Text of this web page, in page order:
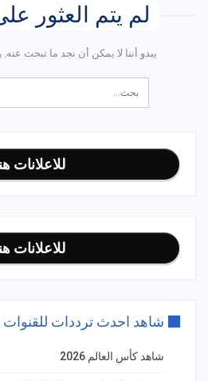
لم يتم العثور
يبدو أننا لا يمكن أن نجد ما تبحث
للاعلانات
للاعلانات
شاهد احدث ترددات للقنوات
شاهد كأس العالم 2026